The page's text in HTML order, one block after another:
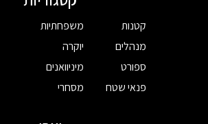
קטנות
מנהלים
ספורט
פנאי שטח
משפחתיות
יוקרה
מיניוואנים
מסחרי